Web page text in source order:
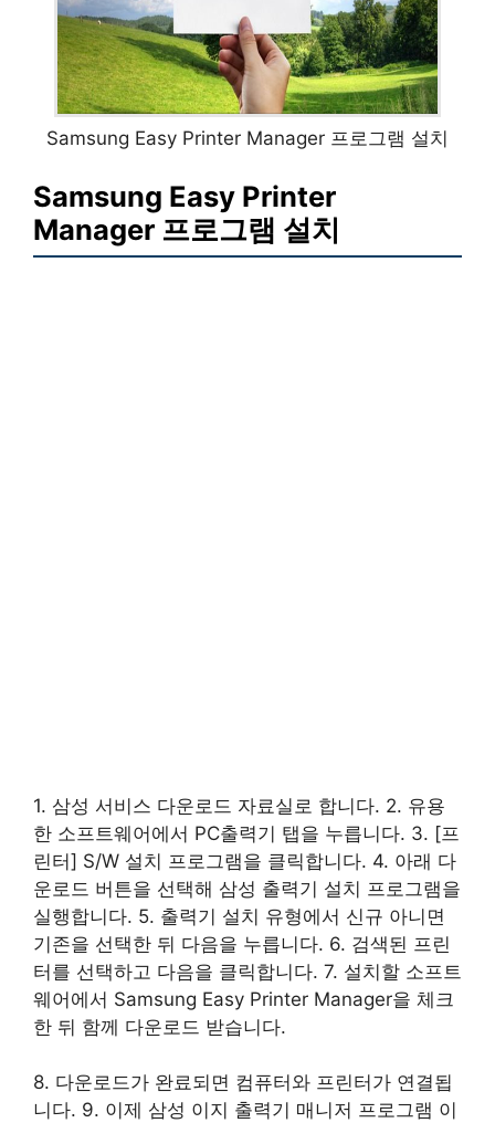
Samsung Easy Printer Manager 프로그램 설치
Samsung Easy Printer
Manager 프로그램 설치
1. 삼성 서비스 다운로드 자료실로 합니다. 2. 유용
한 소프트웨어에서 PC출력기 탭을 누릅니다. 3. [프
린터] S/W 설치 프로그램을 클릭합니다. 4. 아래 다
운로드 버튼을 선택해 삼성 출력기 설치 프로그램을
실행합니다. 5. 출력기 설치 유형에서 신규 아니면
기존을 선택한 뒤 다음을 누릅니다. 6. 검색된 프린
터를 선택하고 다음을 클릭합니다. 7. 설치할 소프트
웨어에서 Samsung Easy Printer Manager을 체크
한 뒤 함께 다운로드 받습니다.
8. 다운로드가 완료되면 컴퓨터와 프린터가 연결됩
니다. 9. 이제 삼성 이지 출력기 매니저 프로그램 이